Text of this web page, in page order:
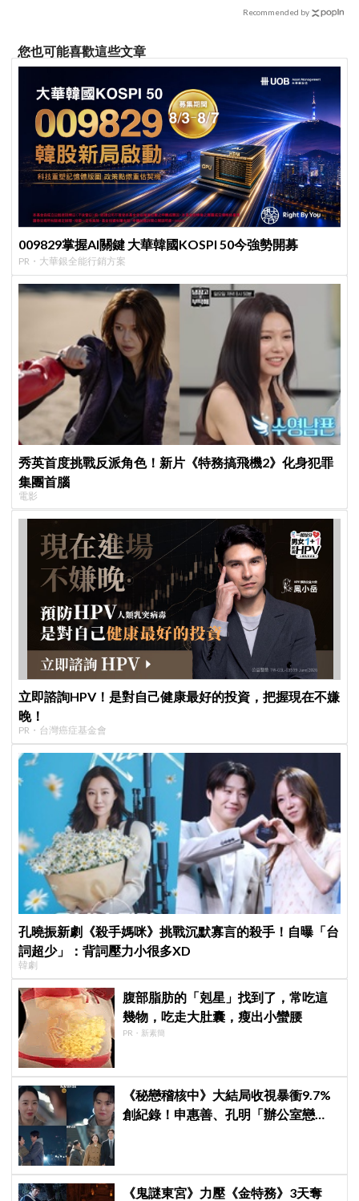
Recommended by
您也可能喜歡這些文章
009829掌握AI關鍵 大華韓國KOSPI 50今強勢開募
PR・大華銀全能行銷方案
秀英首度挑戰反派角色！新片《特務搞飛機2》化身犯罪
集團首腦
電影
立即諮詢HPV！是對自己健康最好的投資，把握現在不嫌
晚！
PR・台灣癌症基金會
孔曉振新劇《殺手媽咪》挑戰沉默寡言的殺手！自曝「台
詞超少」：背詞壓力小很多XD
韓劇
腹部脂肪的「剋星」找到了，常吃這
幾物，吃走大肚囊，瘦出小蠻腰
PR・新素簡
《秘戀稽核中》大結局收視暴衝9.7%
創紀錄！申惠善、孔明「辦公室戀
《鬼謎東宮》力壓《金特務》3天奪